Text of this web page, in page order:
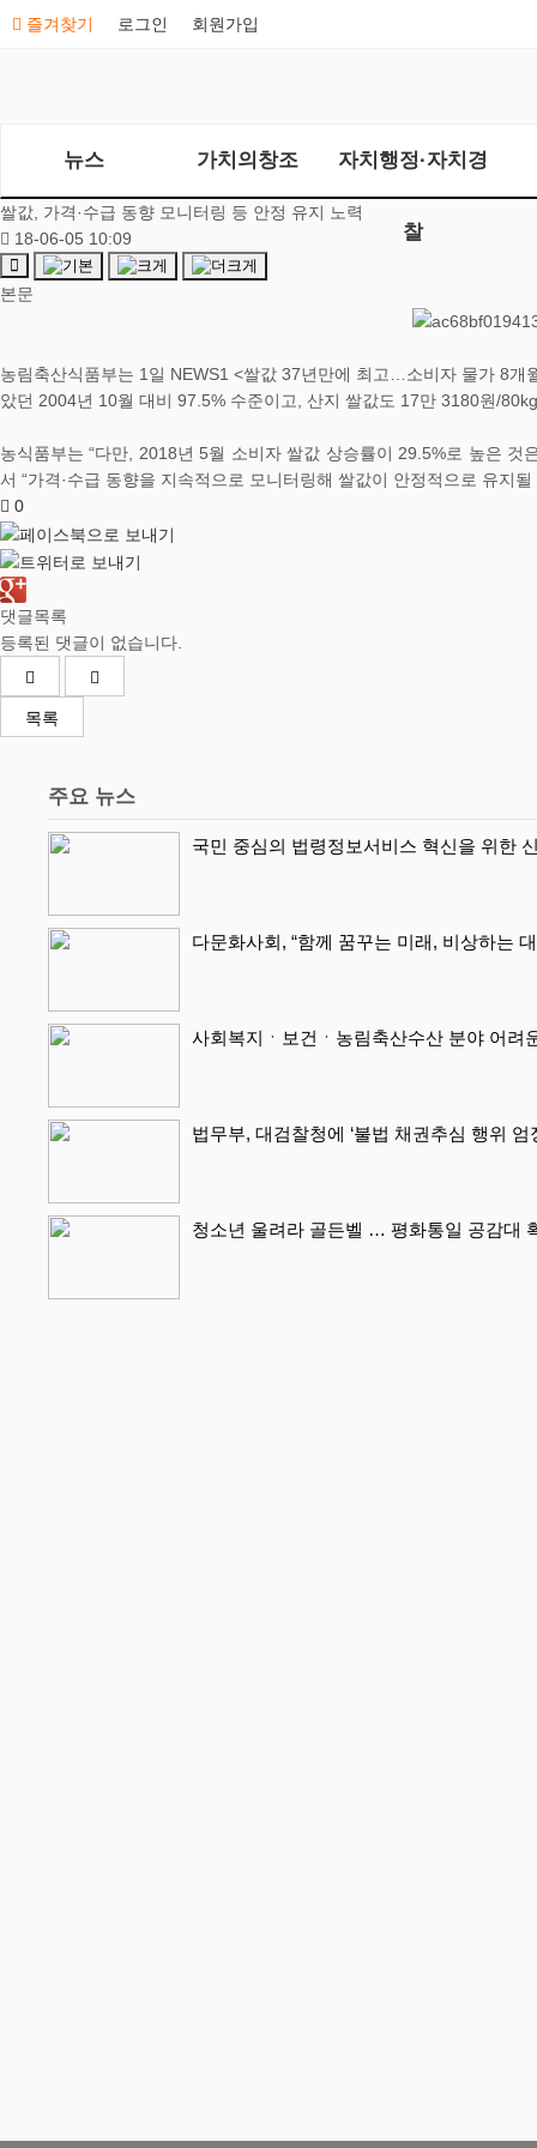
즐겨찾기 로그인 회원가입
뉴스 가치의창조 자치행정·자치경
찰
쌀값, 가격·수급 동향 모니터링 등 안정 유지 노력
18-06-05 10:09
본문
농림축산식품부는 1일 NEWS1 <쌀값 37년만에 최고…소비자 물가 8
았던 2004년 10월 대비 97.5% 수준이고, 산지 쌀값도 17만 3180원/
농식품부는 “다만, 2018년 5월 소비자 쌀값 상승률이 29.5%로 높은
서 “가격·수급 동향을 지속적으로 모니터링해 쌀값이 안정적으로 유지
0
댓글목록
등록된 댓글이 없습니다.
목록
주요 뉴스
국민 중심의 법령정보서비스 혁신을 위한
다문화사회, “함께 꿈꾸는 미래, 비상하는
사회복지ㆍ보건ㆍ농림축산수산 분야 어려
법무부, 대검찰청에 ‘불법 채권추심 행위
청소년 울려라 골든벨 … 평화통일 공감대